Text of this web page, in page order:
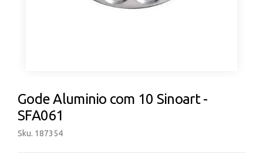
Gode Aluminio com 10 Sinoart -
SFA061
Sku. 187354